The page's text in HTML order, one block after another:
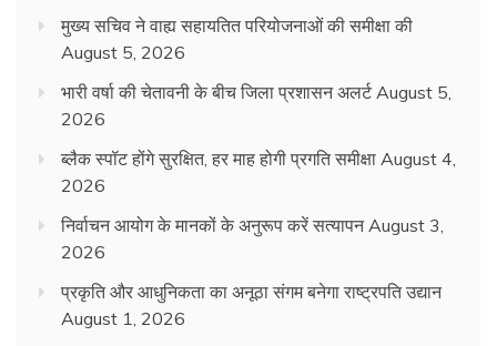
मुख्य सचिव ने वाह्य सहायतित परियोजनाओं की समीक्षा की
August 5, 2026
भारी वर्षा की चेतावनी के बीच जिला प्रशासन अलर्ट August 5,
2026
ब्लैक स्पॉट होंगे सुरक्षित, हर माह होगी प्रगति समीक्षा August 4,
2026
निर्वाचन आयोग के मानकों के अनुरूप करें सत्यापन August 3,
2026
प्रकृति और आधुनिकता का अनूठा संगम बनेगा राष्ट्रपति उद्यान
August 1, 2026